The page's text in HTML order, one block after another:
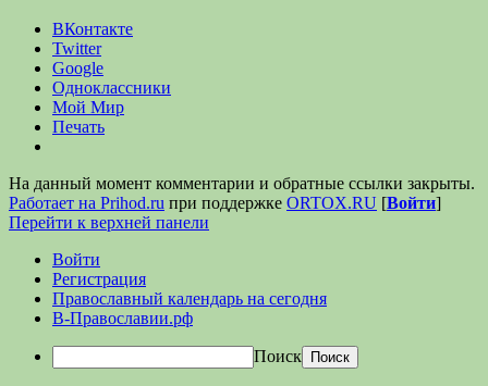
ВКонтакте
Twitter
Google
Одноклассники
Мой Мир
Печать
На данный момент комментарии и обратные ссылки закрыты.
Работает на Prihod.ru при поддержке ORTOX.RU [Войти]
Перейти к верхней панели
Войти
Регистрация
Православный календарь на сегодня
В-Православии.рф
Поиск